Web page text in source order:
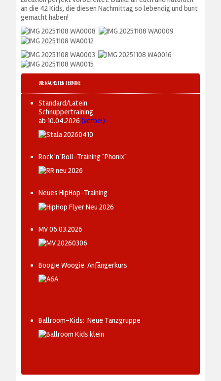
an die 42 Kids, die diesen Nachmittag so lebendig und bunt
gemacht haben!
DIE NÄCHSTEN TERMINE
Standard/Latein
Schnuppertraining
ab 10.04.2026(vorbei)
Rock´n´Roll-Training "Phönix"
Neues HipHop-Training
MV 06.03.2026
Boogie Woogie Anfängerkurs
Ballroom-Kids: Neue Tanzgruppe